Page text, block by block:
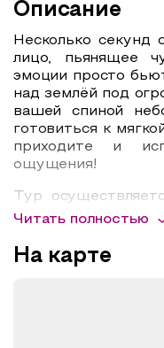
Описание
Несколько секунд
лицо, пьянящее
эмоции просто
над землёй под
вашей спиной
готовиться к
приходите и
ощущения!
Тур
человек
7500 рублей
проезд 2000 руб.
Читать полностью
На карте